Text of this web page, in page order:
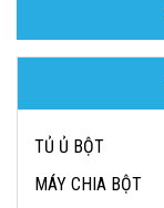
TỦ Ủ BỘT
MÁY CHIA BỘT